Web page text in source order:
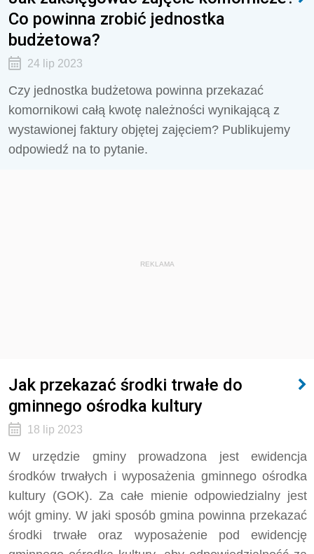
Co powinna zrobić jednostka
budżetowa?
24 lip 2023
Czy jednostka budżetowa powinna przekazać
komornikowi całą kwotę należności wynikającą z
wystawionej faktury objętej zajęciem? Publikujemy
odpowiedź na to pytanie.
REKLAMA
Jak przekazać środki trwałe do
gminnego ośrodka kultury
18 lip 2023
W urzędzie gminy prowadzona jest ewidencja
środków trwałych i wyposażenia gminnego ośrodka
kultury (GOK). Za całe mienie odpowiedzialny jest
wójt gminy. W jaki sposób gmina powinna przekazać
środki trwałe oraz wyposażenie pod ewidencję